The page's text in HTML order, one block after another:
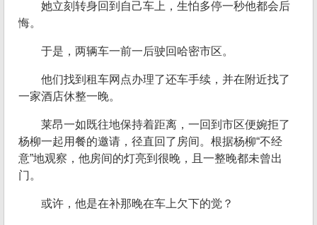
她立刻转身回到自己车上，生怕多停一秒他都会后
悔。
于是，两辆车一前一后驶回哈密市区。
他们找到租车网点办理了还车手续，并在附近找了
一家酒店休整一晚。
莱昂一如既往地保持着距离，一回到市区便婉拒了
杨柳一起用餐的邀请，径直回了房间。根据杨柳“不经
意”地观察，他房间的灯亮到很晚，且一整晚都未曾出
门。
或许，他是在补那晚在车上欠下的觉？